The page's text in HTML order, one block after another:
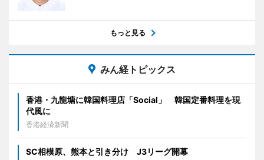
もっと見る
みん経トピックス
香港・九龍塘に韓国料理店「Social」 韓国定番料理を現
代風に
香港経済新聞
SC相模原、熊本と引き分け J3リーグ開幕